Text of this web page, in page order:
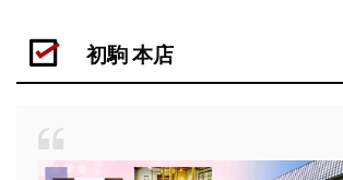
初駒 本店